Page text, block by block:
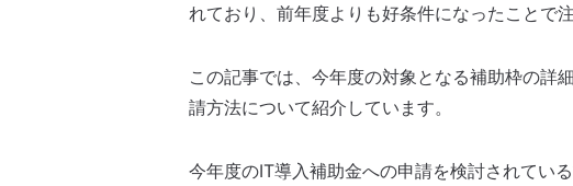
れており、前年度よりも好条件になったことで
この記事では、今年度の対象となる補助枠の詳
請方法について紹介しています。
今年度のIT導入補助金への申請を検討されてい